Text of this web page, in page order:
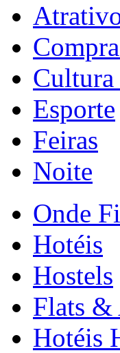
Cultura
Esporte
Feiras
Noite
Onde
Hotéis
Hostels
Flats &
Hotéis